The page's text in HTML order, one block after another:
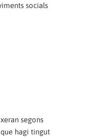
socials
segons
hagi tingut